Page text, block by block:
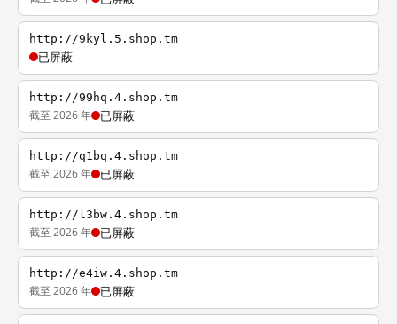
http://9kyl.5.shop.tm
已屏蔽
http://99hq.4.shop.tm
截至 2026 年 已屏蔽
http://q1bq.4.shop.tm
截至 2026 年 已屏蔽
http://l3bw.4.shop.tm
截至 2026 年 已屏蔽
http://e4iw.4.shop.tm
截至 2026 年 已屏蔽